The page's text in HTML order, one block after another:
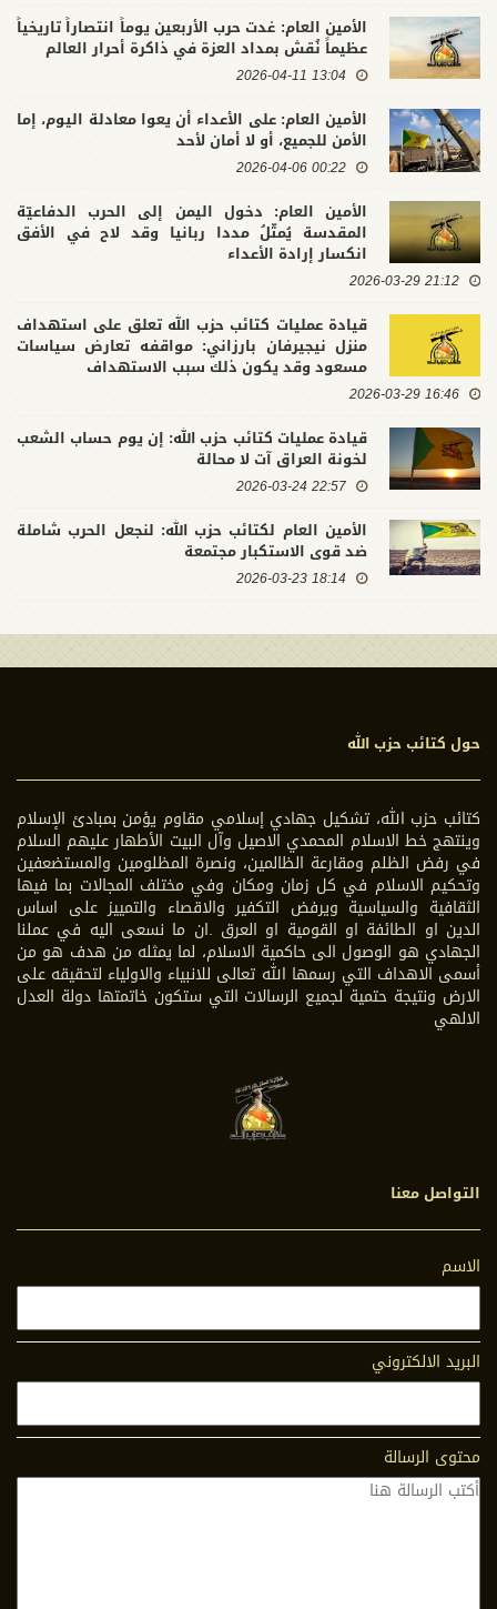
الأمين العام: غدت حرب الأربعين يوماً انتصاراً تاريخياً
عظيماً نُقش بمداد العزة في ذاكرة أحرار العالم
13:04 2026-04-11
الأمين العام: على الأعداء أن يعوا معادلة اليوم، إما
الأمن للجميع، أو لا أمان لأحد
00:22 2026-04-06
الأمين العام: دخول اليمن إلى الحرب الدفاعيّة
المقدسة يُمثّلُ مددا ربانيا وقد لاح في الأفق
انكسار إرادة الأعداء
21:12 2026-03-29
قيادة عمليات كتائب حزب الله تعلق على استهداف
منزل نيجيرفان بارزاني: مواقفه تعارض سياسات
مسعود وقد يكون ذلك سبب الاستهداف
16:46 2026-03-29
قيادة عمليات كتائب حزب الله: إن يوم حساب الشعب
لخونة العراق آت لا محالة
22:57 2026-03-24
الأمين العام لكتائب حزب الله: لنجعل الحرب شاملة
ضد قوى الاستكبار مجتمعة
18:14 2026-03-23
حول كتائب حزب الله
كتائب حزب الله، تشكيل جهادي إسلامي مقاوم يؤمن بمبادئ الإسلام
وينتهج خط الاسلام المحمدي الاصيل وآل البيت الأطهار عليهم السلام
في رفض الظلم ومقارعة الظالمين، ونصرة المظلومين والمستضعفين
وتحكيم الاسلام في كل زمان ومكان وفي مختلف المجالات بما فيها
الثقافية والسياسية ويرفض التكفير والاقصاء والتمييز على اساس
الدين او الطائفة او القومية او العرق .ان ما نسعى اليه في عملنا
الجهادي هو الوصول الى حاكمية الاسلام، لما يمثله من هدف هو من
أسمى الاهداف التي رسمها الله تعالى للانبياء والاولياء لتحقيقه على
الارض ونتيجة حتمية لجميع الرسالات التي ستكون خاتمتها دولة العدل
الالهي
التواصل معنا
الاسم
البريد الالكتروني
محتوى الرسالة